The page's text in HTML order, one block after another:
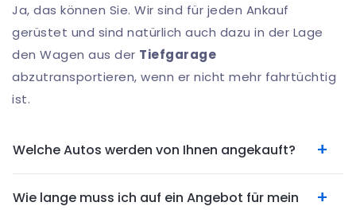
Ja, das können Sie. Wir sind für jeden Ankauf
gerüstet und sind natürlich auch dazu in der Lage
den Wagen aus der Tiefgarage
abzutransportieren, wenn er nicht mehr fahrtüchtig
ist.
Welche Autos werden von Ihnen angekauft?
Wie lange muss ich auf ein Angebot für mein